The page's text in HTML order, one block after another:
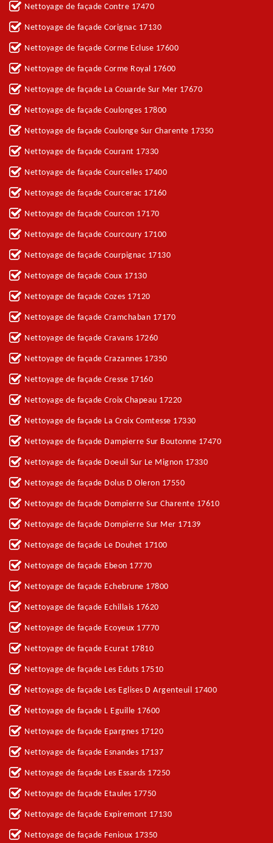
Nettoyage de façade Contre 17470
Nettoyage de façade Corignac 17130
Nettoyage de façade Corme Ecluse 17600
Nettoyage de façade Corme Royal 17600
Nettoyage de façade La Couarde Sur Mer 17670
Nettoyage de façade Coulonges 17800
Nettoyage de façade Coulonge Sur Charente 17350
Nettoyage de façade Courant 17330
Nettoyage de façade Courcelles 17400
Nettoyage de façade Courcerac 17160
Nettoyage de façade Courcon 17170
Nettoyage de façade Courcoury 17100
Nettoyage de façade Courpignac 17130
Nettoyage de façade Coux 17130
Nettoyage de façade Cozes 17120
Nettoyage de façade Cramchaban 17170
Nettoyage de façade Cravans 17260
Nettoyage de façade Crazannes 17350
Nettoyage de façade Cresse 17160
Nettoyage de façade Croix Chapeau 17220
Nettoyage de façade La Croix Comtesse 17330
Nettoyage de façade Dampierre Sur Boutonne 17470
Nettoyage de façade Doeuil Sur Le Mignon 17330
Nettoyage de façade Dolus D Oleron 17550
Nettoyage de façade Dompierre Sur Charente 17610
Nettoyage de façade Dompierre Sur Mer 17139
Nettoyage de façade Le Douhet 17100
Nettoyage de façade Ebeon 17770
Nettoyage de façade Echebrune 17800
Nettoyage de façade Echillais 17620
Nettoyage de façade Ecoyeux 17770
Nettoyage de façade Ecurat 17810
Nettoyage de façade Les Eduts 17510
Nettoyage de façade Les Eglises D Argenteuil 17400
Nettoyage de façade L Eguille 17600
Nettoyage de façade Epargnes 17120
Nettoyage de façade Esnandes 17137
Nettoyage de façade Les Essards 17250
Nettoyage de façade Etaules 17750
Nettoyage de façade Expiremont 17130
Nettoyage de façade Fenioux 17350